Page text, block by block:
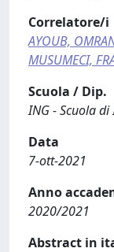
Correlatore/i
AYOUB,
MUSUMECI,
Scuola / Dip.
ING - Scuola
Data
7-ott-2021
Anno
2020/2021
Abstract in